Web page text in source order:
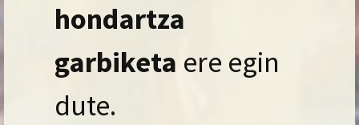
hondartza
garbiketa ere egin
dute.